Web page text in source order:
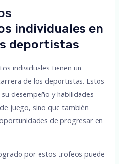
individuales en
deportistas
individuales tienen un
de los deportistas. Estos
desempeño y habilidades
juego, sino que también
de progresar en
por estos trofeos puede